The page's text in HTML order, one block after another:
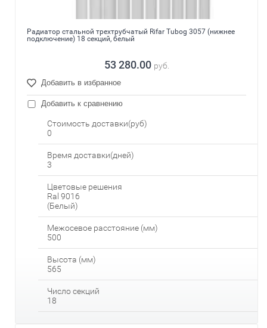
Радиатор стальной трехтрубчатый Rifar Tubog 3057 (нижнее
подключение) 18 секций, белый
53 280.00 руб.
Добавить в избранное
Добавить к сравнению
Стоимость доставки(руб)
0
Время доставки(дней)
3
Цветовые решения
Ral 9016
(Белый)
Межосевое расстояние (мм)
500
Высота (мм)
565
Число секций
18